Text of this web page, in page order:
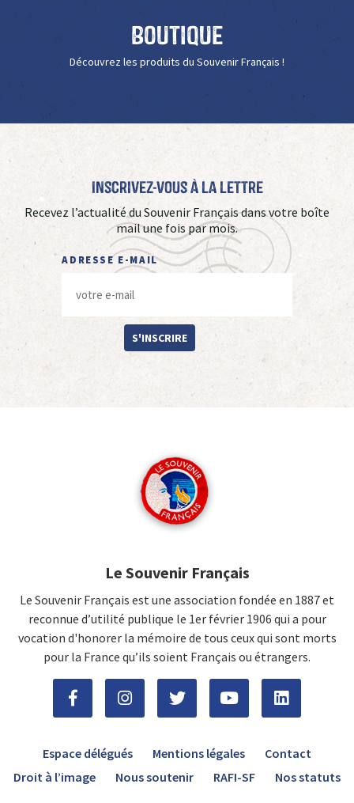
Boutique
Découvrez les produits du Souvenir Français !
Inscrivez-vous à La Lettre
Recevez l’actualité du Souvenir Français dans votre boîte
mail une fois par mois.
ADRESSE E-MAIL
S'INSCRIRE
Le Souvenir Français
Le Souvenir Français est une association fondée en 1887 et
reconnue d’utilité publique le 1er février 1906 qui a pour
vocation d'honorer la mémoire de tous ceux qui sont morts
pour la France qu’ils soient Français ou étrangers.
Espace délégués Mentions légales
Contact
Droit à l’image
Nous soutenir RAFI-SF Nos statuts